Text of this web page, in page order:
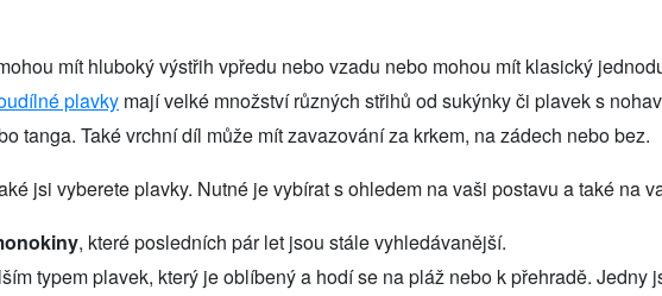
mít hluboký výstřih vpředu nebo vzadu nebo mohou mít klasický
plavky mají velké množství různých střihů od sukýnky či plavek s
tanga. Také vrchní díl může mít zavazování za krkem, na zádech nebo bez.
jsi vyberete plavky. Nutné je vybírat s ohledem na vaši postavu a také na
, které posledních pár let jsou stále vyhledávanější.
typem plavek, který je oblíbený a hodí se na pláž nebo k přehradě. Jedny